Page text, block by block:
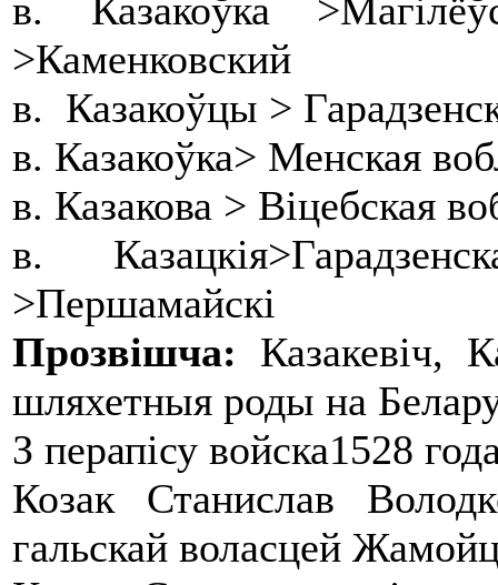
в. Казакоўка
>Каменковский
в. Казакоўцы >
в. Казакоўка> Менская
в. Казакова > Віцебская
в.
>Першамайскі
Прозвішча: Казакевіч,
шляхетныя роды на
З перапісу войска1528
Козак Станислав
гальскай воласцей